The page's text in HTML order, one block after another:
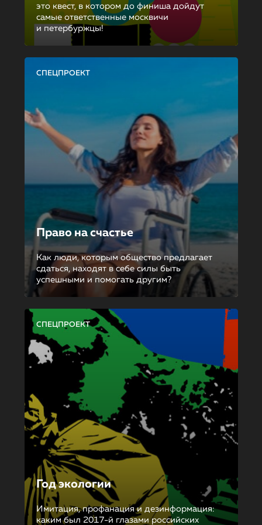
это квест, в котором до финиша дойдут
самые ответственные москвичи
и петербуржцы!
СПЕЦПРОЕКТ
Право на счастье
Как люди, которым общество предлагает
сдаться, находят в себе силы быть
успешными и помогать другим?
СПЕЦПРОЕКТ
Год экологии
Имитация, профанация и дезинформация:
каким был 2017-й глазами российских